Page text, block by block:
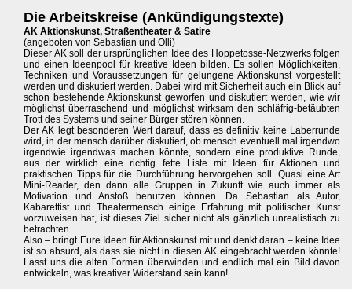
Die Arbeitskreise (Ankündigungstexte)
AK Aktionskunst, Straßentheater & Satire
(angeboten von Sebastian und Olli)
Dieser AK soll der ursprünglichen Idee des Hoppetosse-Netzwerks folgen
und einen Ideenpool für kreative Ideen bilden. Es sollen Möglichkeiten,
Techniken und Voraussetzungen für gelungene Aktionskunst vorgestellt
werden und diskutiert werden. Dabei wird mit Sicherheit auch ein Blick auf
schon bestehende Aktionskunst geworfen und diskutiert werden, wie wir
möglichst überraschend und möglichst wirksam den schläfrig-betäubten
Trott des Systems und seiner Bürger stören können.
Der AK legt besonderen Wert darauf, dass es definitiv keine Laberrunde
wird, in der mensch darüber diskutiert, ob mensch eventuell mal irgendwo
irgendwie irgendwas machen könnte, sondern eine produktive Runde,
aus der wirklich eine richtig fette Liste mit Ideen für Aktionen und
praktischen Tipps für die Durchführung hervorgehen soll. Quasi eine Art
Mini-Reader, den dann alle Gruppen in Zukunft wie auch immer als
Motivation und Anstoß benutzen können. Da Sebastian als Autor,
Kabarettist und Theatermensch einige Erfahrung mit politischer Kunst
vorzuweisen hat, ist dieses Ziel sicher nicht als gänzlich unrealistisch zu
betrachten.
Also – bringt Eure Ideen für Aktionskunst mit und denkt daran – keine Idee
ist so absurd, als dass sie nicht in diesen AK eingebracht werden könnte!
Lasst uns die alten Formen überwinden und endlich mal ein Bild davon
entwickeln, was kreativer Widerstand sein kann!